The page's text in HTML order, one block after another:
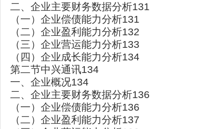
二、企业主要财务数据分析131
（一）企业偿债能力分析131
（二）企业盈利能力分析132
（三）企业营运能力分析133
（四）企业成长能力分析134
第二节中兴通讯134
一、企业概况134
二、企业主要财务数据分析136
（一）企业偿债能力分析136
（二）企业盈利能力分析137